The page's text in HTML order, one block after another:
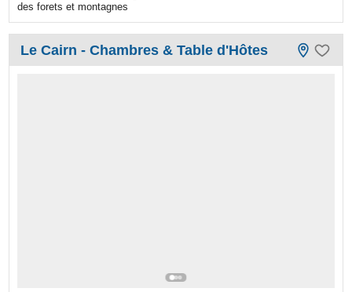
des forets et montagnes
Le Cairn - Chambres & Table d'Hôtes